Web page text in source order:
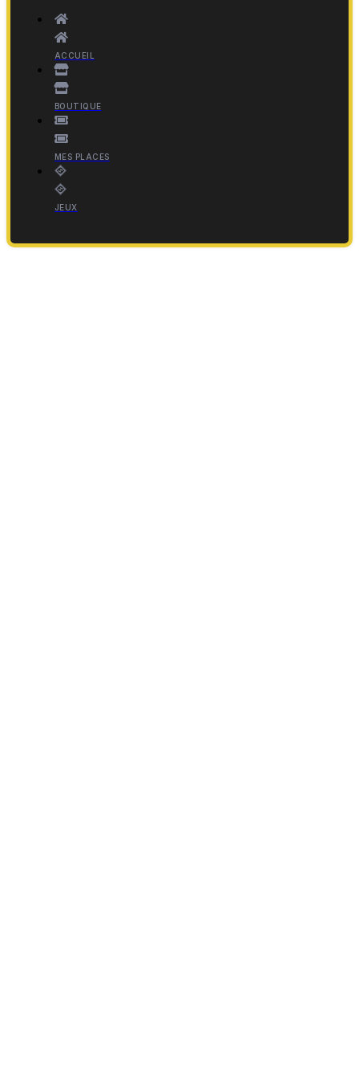
ACCUEIL
BOUTIQUE
MES PLACES
JEUX